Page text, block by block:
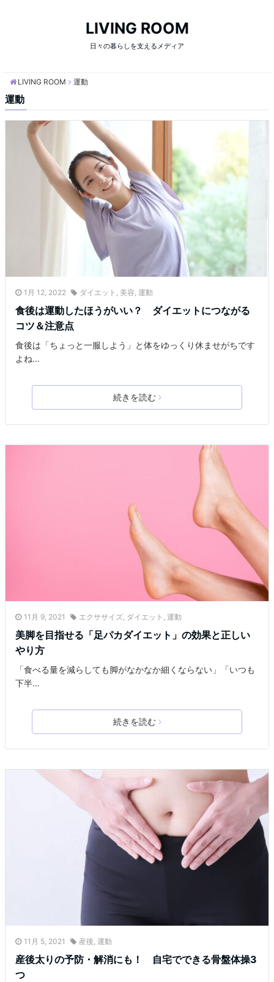
LIVING ROOM
日々の暮らしを支えるメディア
LIVING ROOM 運動
運動
1月 12, 2022 ダイエット , 美容, 運動
食後は運動したほうがいい？ ダイエットにつながる
コツ＆注意点
食後は「ちょっと一服しよう」と体をゆっくり休ませがちです
よね…
続きを読む
11月 9, 2021 エクササイズ, ダイエット , 運動
美脚を目指せる「足パカダイエット」の効果と正しい
やり方
「食べる量を減らしても脚がなかなか細くならない」「いつも
下半…
続きを読む
11月 5, 2021 産後, 運動
産後太りの予防・解消にも！ 自宅でできる骨盤体操3
つ